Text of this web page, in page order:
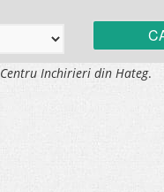
Centru Inchirieri din Hateg.